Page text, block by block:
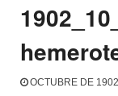
OCTUBRE DE 1902